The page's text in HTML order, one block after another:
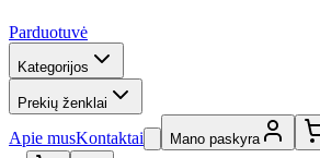
Parduotuvė
Kategorijos
Prekių ženklai
Apie musKontaktai Mano paskyra